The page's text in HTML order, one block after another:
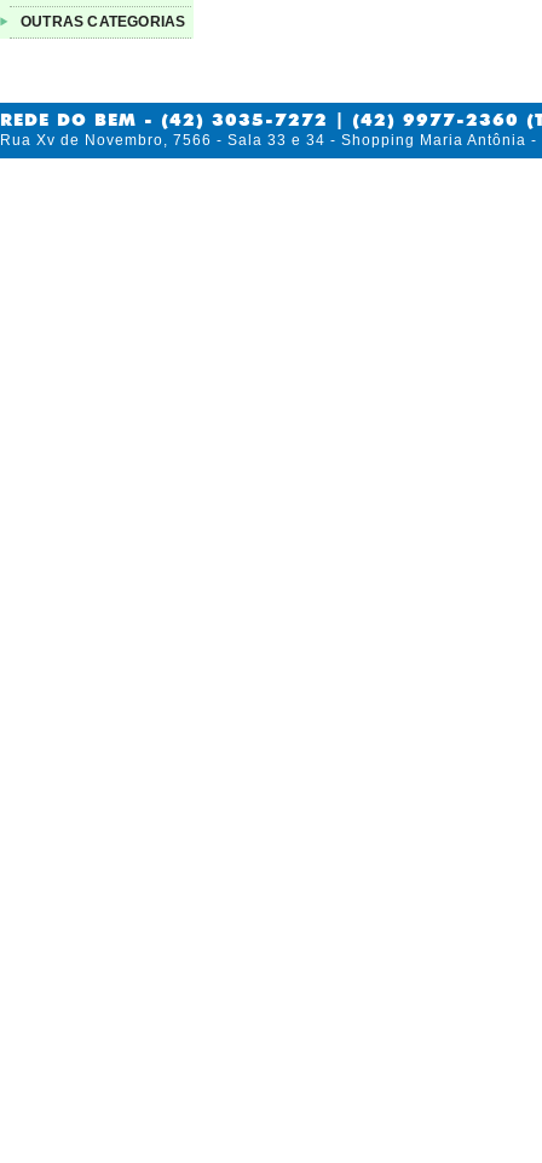
OUTRAS CATEGORIAS
REDE DO BEM - (42) 3035-7272 | (42) 9977-2360
Rua Xv de Novembro, 7566 - Sala 33 e 34 - Shopping Maria Antônia -